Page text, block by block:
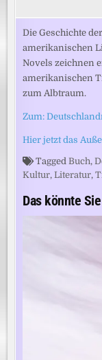
Die Geschichte
amerikanischen
Novels zeichnen
amerikanischen
zum Albtraum.
Zum:
Hier jetzt das
Tagged Buch,
Kultur,Literatur,
Das könnte